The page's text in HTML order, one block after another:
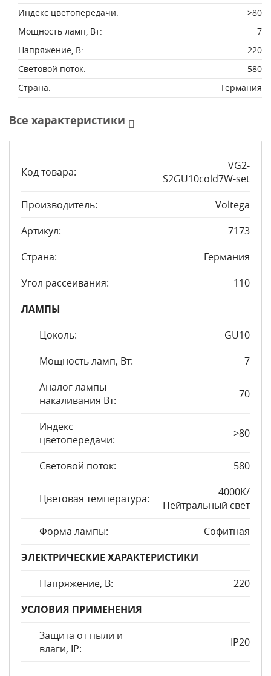
Индекс цветопередачи:
>80
Мощность ламп, Вт:
7
Напряжение, В:
220
Световой поток:
580
Страна:
Германия
Все характеристики
Код товара:
VG2-
S2GU10cold7W-set
Производитель:
Voltega
Артикул:
7173
Страна:
Германия
Угол рассеивания:
110
ЛАМПЫ
Цоколь:
GU10
Мощность ламп, Вт:
7
Аналог лампы
накаливания Вт:
70
Индекс
цветопередачи:
>80
Световой поток: 580
Цветовая температура:
4000K/
Нейтральный свет
Форма лампы:
Софитная
ЭЛЕКТРИЧЕСКИЕ ХАРАКТЕРИСТИКИ
Напряжение, В:
220
УСЛОВИЯ ПРИМЕНЕНИЯ
Защита от пыли и
влаги, IP:
IP20